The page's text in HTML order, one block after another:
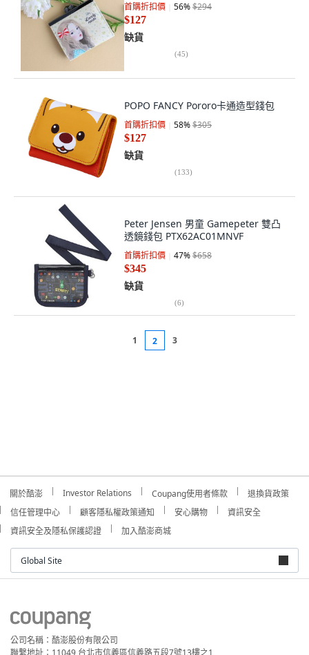
首購折扣價 56%$294
$127
缺貨
(45)
POPO FANCY Pororo卡通造型錢包
首購折扣價 58%$305
$127
缺貨
(133)
Peter Jensen 男童 Gamepeter 雙凸
透鏡錢包 PTX62AC01MNVF
首購折扣價 47%$658
$345
缺貨
(6)
1 2 3
關於酷澎 Investor Relations Coupang使用者條款
退換貨政策
信任管理中心
顧客隱私權政策通知 安心購物
資訊安全
資訊安全及隱私保護認證
加入酷澎商城
Global Site
公司名稱：酷澎股份有限公司
聯繫地址：11049 台北市信義區信義路五段7號13樓之1